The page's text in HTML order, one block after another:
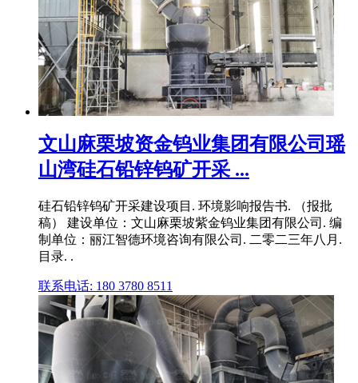
文山麻栗坡资金钨业集团有限公司瑶
山湾硅石铅锌钨矿开采 ...
硅石铅锌钨矿开采建设项目. 环境影响报告书. （报批
稿） 建设单位：文山麻栗坡紫金钨业集团有限公司. 编
制单位：丽江智德环境咨询有限公司. 二零二三年八月.
目录. .
联系电话: 180 3780 8511